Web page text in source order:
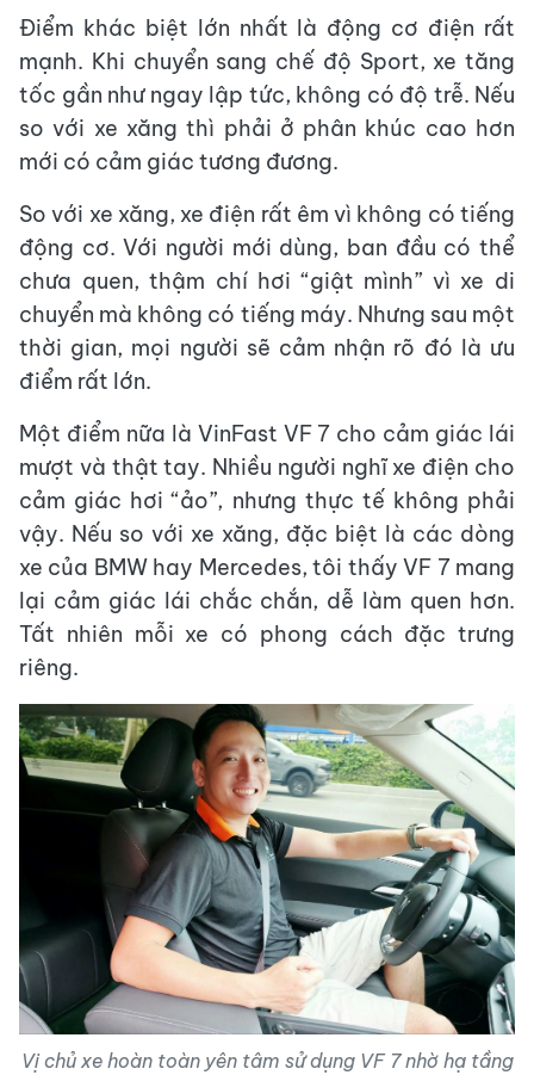
Điểm khác biệt lớn nhất là động cơ điện rất
mạnh. Khi chuyển sang chế độ Sport, xe tăng
tốc gần như ngay lập tức, không có độ trễ. Nếu
so với xe xăng thì phải ở phân khúc cao hơn
mới có cảm giác tương đương.
So với xe xăng, xe điện rất êm vì không có tiếng
động cơ. Với người mới dùng, ban đầu có thể
chưa quen, thậm chí hơi “giật mình” vì xe di
chuyển mà không có tiếng máy. Nhưng sau một
thời gian, mọi người sẽ cảm nhận rõ đó là ưu
điểm rất lớn.
Một điểm nữa là VinFast VF 7 cho cảm giác lái
mượt và thật tay. Nhiều người nghĩ xe điện cho
cảm giác hơi “ảo”, nhưng thực tế không phải
vậy. Nếu so với xe xăng, đặc biệt là các dòng
xe của BMW hay Mercedes, tôi thấy VF 7 mang
lại cảm giác lái chắc chắn, dễ làm quen hơn.
Tất nhiên mỗi xe có phong cách đặc trưng
riêng.
Vị chủ xe hoàn toàn yên tâm sử dụng VF 7 nhờ hạ tầng